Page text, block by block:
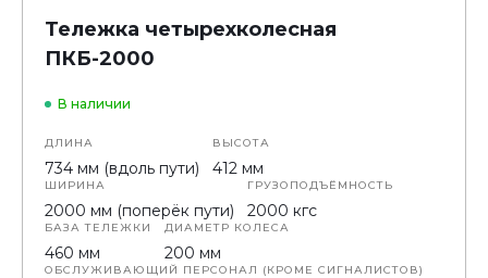
Тележка четырехколесная
ПКБ-2000
В наличии
ДЛИНА
734 мм (вдоль пути)
ВЫСОТА
412 мм
ШИРИНА
2000 мм (поперёк пути)
ГРУЗОПОДЪЁМНОСТЬ
2000 кгс
БАЗА ТЕЛЕЖКИ
460 мм
ДИАМЕТР КОЛЕСА
200 мм
ОБСЛУЖИВАЮЩИЙ ПЕРСОНАЛ (КРОМЕ СИГНАЛИСТОВ)